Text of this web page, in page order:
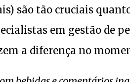
são tão cruciais
em gestão de
a diferença no